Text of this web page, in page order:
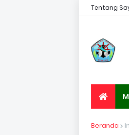
Tentang
Beranda